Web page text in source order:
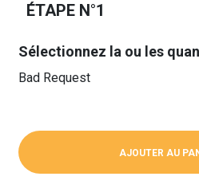
ÉTAPE N°1
Sélectionnez la ou les
Bad Request
AJOUTER AU